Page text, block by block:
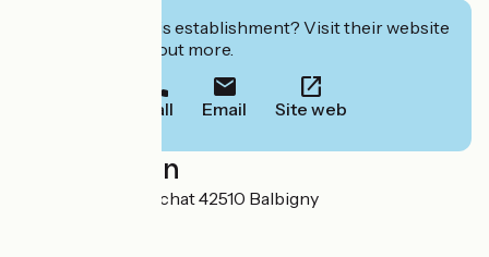
Interested in this establishment? Visit their website
to book or find out more.
Call Email Site web
Localisation
430 chemin de Lachat 42510 Balbigny